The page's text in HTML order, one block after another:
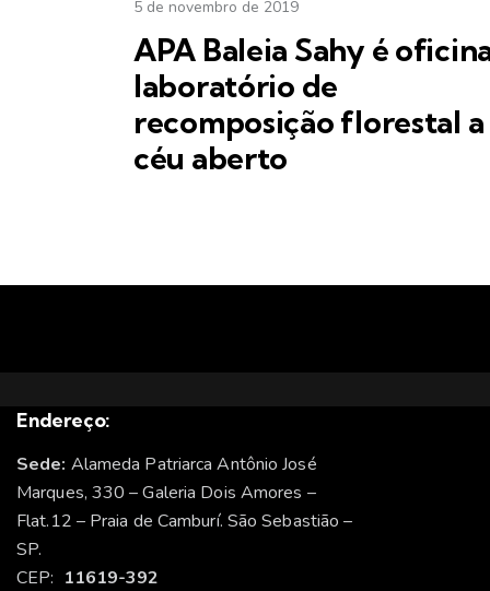
5 de novembro de 2019
APA Baleia Sahy é
laboratório de
recomposição florestal a
céu aberto
Endereço:
Sede: Alameda Patriarca Antônio José
Marques, 330 – Galeria Dois Amores –
Flat.12 – Praia de Camburí. São Sebastião –
SP.
CEP: 11619-392